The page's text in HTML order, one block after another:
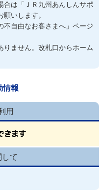
合は「ＪＲ九州あんしんサポ
いします。
自由なお客さまへ」ページ
りません。改札口からホーム
情報
用
て